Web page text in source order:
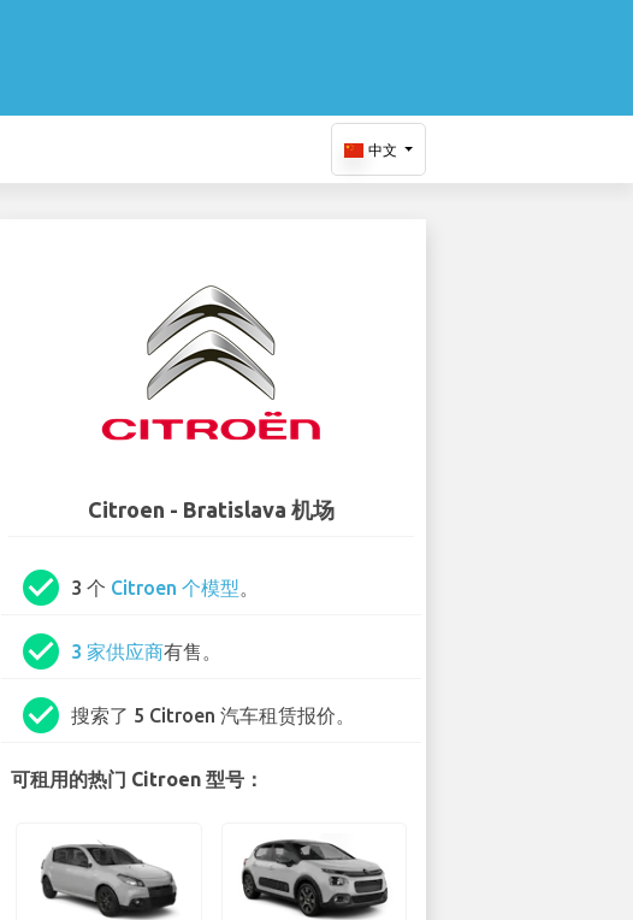
中文
Citroen - Bratislava 机场
check_circle 3 个 Citroen 个模型。
check_circle 3 家供应商有售。
check_circle 搜索了 5 Citroen 汽车租赁报价。
可租用的热门 Citroen 型号：